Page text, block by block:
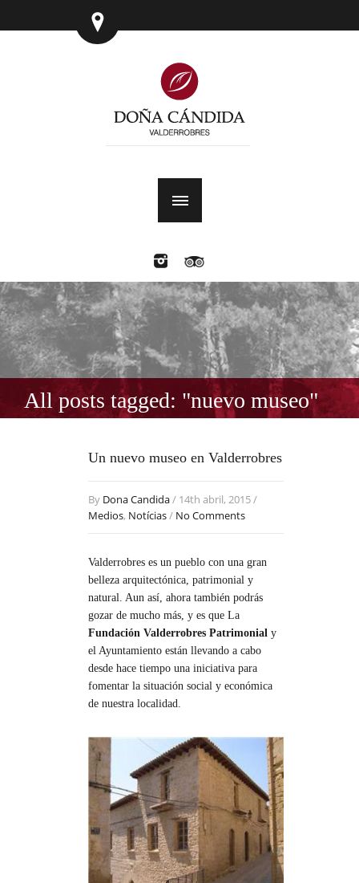
All posts tagged: "nuevo museo"
Un nuevo museo en Valderrobres
By Dona Candida/ 14th abril, 2015 /
Medios, Notícias/ No Comments
Valderrobres es un pueblo con una gran
belleza arquitectónica, patrimonial y
natural. Aun así, ahora también podrás
gozar de mucho más, y es que La
Fundación Valderrobres Patrimonial y
el Ayuntamiento están llevando a cabo
desde hace tiempo una iniciativa para
fomentar la situación social y económica
de nuestra localidad.